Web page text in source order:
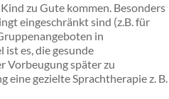
zu Gute kommen. Besonders
eingeschränkt sind (z.B. für
in
es, die gesunde
Vorbeugung später zu
eine gezielte Sprachtherapie z. B.